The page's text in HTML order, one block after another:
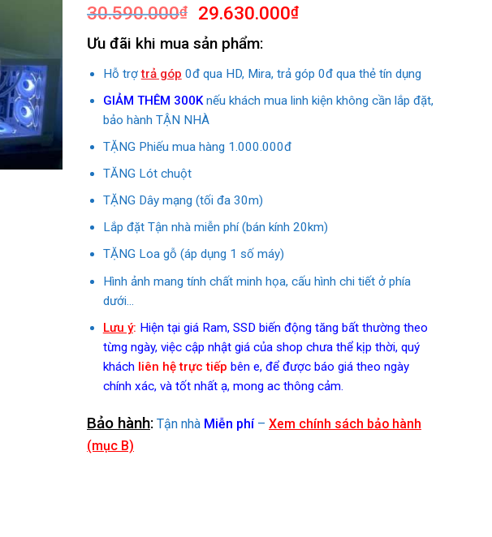
30.590.000₫
Giá
gốc
là:
30.590.000₫.
29.630.000₫Giá
là:
29.630.000₫.
Ưu đãi khi mua sản phẩm:
Hỗ trợtrả góp 0đ qua HD, Mira, trả góp 0đ qua thẻ tín dụng
GIẢM THÊM 300Knếu khách mua linh kiện không cần lắp đặt,
bảo hành TẬN NHÀ
TẶNG Phiếu mua hàng 1.000.000đ
TĂNG Lót chuột
TẶNG Dây mạng (tối đa 30m)
Lắp đặt Tận nhà miễn phí (bán kính 20km)
TẶNG Loa gỗ (áp dụng 1 số máy)
Hình ảnh mang tính chất minh họa, cấu hình chi tiết ở phía
dưới…
Lưu ý: Hiện tại giá Ram, SSD biến động tăng bất thường theo
từng ngày, việc cập nhật giá của shop chưa thể kịp thời, quý
khách liên hệ trực tiếp bên e, để được báo giá theo ngày
chính xác, và tốt nhất ạ, mong ac thông cảm.
Bảo hành: Tận nhà Miễn phí– Xem chính sách bảo hành
(mục B)